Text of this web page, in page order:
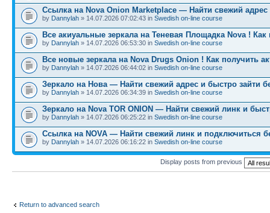
Ссылка на Nova Onion Marketplace — Найти свежий
by Dannylah » 14.07.2026 07:02:43 in Swedish on-line course
Все акиуальные зеркала на Теневая Площадка Nova ! Как
by Dannylah » 14.07.2026 06:53:30 in Swedish on-line course
Все новые зеркала на Nova Drugs Onion ! Как получить
by Dannylah » 14.07.2026 06:44:02 in Swedish on-line course
Зеркало на Нова — Найти свежий адрес и быстро зайти
by Dannylah » 14.07.2026 06:34:39 in Swedish on-line course
Зеркало на Nova TOR ONION — Найти свежий линк и
by Dannylah » 14.07.2026 06:25:22 in Swedish on-line course
Ссылка на NOVA — Найти свежий линк и подключиться
by Dannylah » 14.07.2026 06:16:22 in Swedish on-line course
Display posts from previous
Return to advanced search